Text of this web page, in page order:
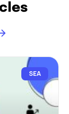
SEA